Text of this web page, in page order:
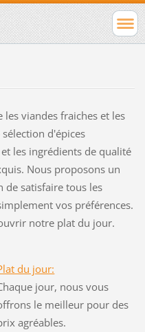
viandes fraiches et les
d'épices
les ingrédients de qualité
Nous proposons un
de satisfaire tous les
vos préférences.
notre plat du jour.
du jour:
jour, nous vous
le meilleur pour des
agréables.